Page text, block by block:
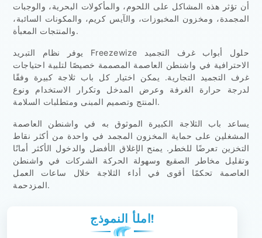
أن تؤثر هذه المشاكل على اللحوم، والمأكولات البحرية، والوجبات
المجمدة، ومخزون المخبوزات، والآيس كريم، والمكونات السائبة،
والمنتجات المعبأة.
يوفر نظام التبريد Freezewize حلول أبواب غرف التجميد
الاحترافية في واشنطن العاصمة المصممة خصيصًا لتلبية احتياجات
غرف التجميد التجارية. يمكن اختيار كل باب ثلاجة كبيرة وفقًا
لدرجة حرارة الغرفة وعرض المدخل وتكرار الاستخدام ونوع
المنتج وتصميم المبنى ومتطلبات السلامة.
يساعد باب الثلاجة الكبيرة الموثوق به في واشنطن العاصمة
المشغلين على حماية المخزون المجمد في واحدة من أكثر نقاط
التخزين تعرضًا للخطر. يمنح الإغلاق الأفضل والدخول الأكثر أمانًا
وتقليل مخاطر الصقيع وسهولة الحركة الشركات في واشنطن
العاصمة تحكمًا أقوى في أداء الثلاجة خلال ساعات العمل
المزدحمة.
املأ النموذج!